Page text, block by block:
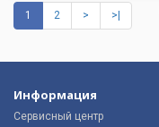
1 2 > >|
Информация
Сервисный центр